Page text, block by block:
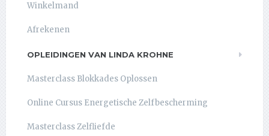
Winkelmand
Afrekenen
OPLEIDINGEN VAN LINDA KROHNE
Masterclass Blokkades Oplossen
Online Cursus Energetische Zelfbescherming
Masterclass Zelfliefde